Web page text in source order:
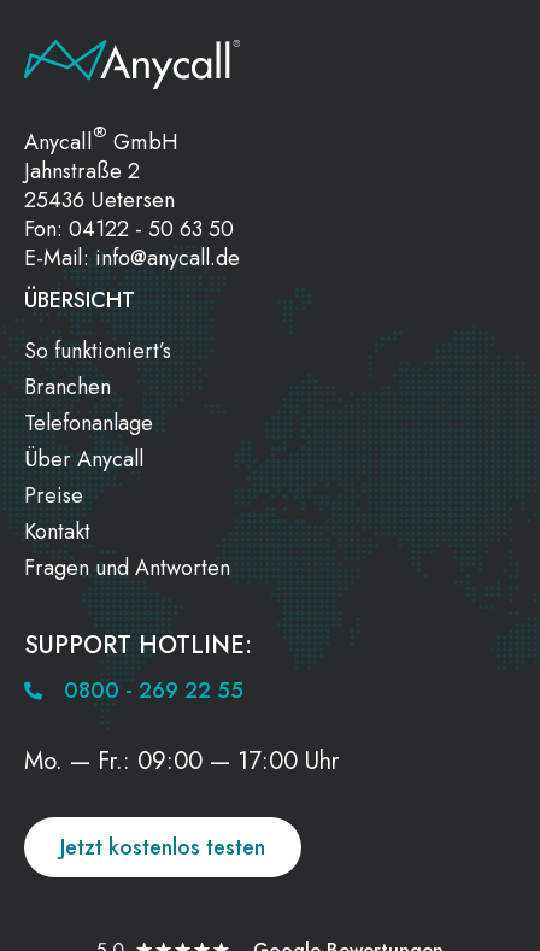
Anycall® GmbH
Jahnstraße 2
25436 Uetersen
Fon: 04122 - 50 63 50
E-Mail: info@anycall.de
ÜBERSICHT
So funktioniert’s
Branchen
Telefonanlage
Über Anycall
Preise
Kontakt
Fragen und Antworten
SUPPORT HOTLINE:
0800 - 269 22 55
Mo. — Fr.: 09:00 — 17:00 Uhr
Jetzt kostenlos testen